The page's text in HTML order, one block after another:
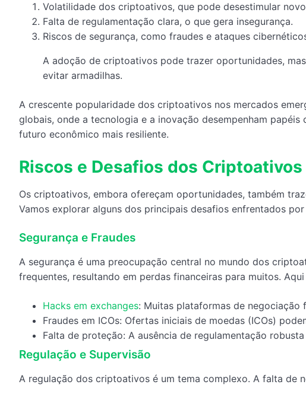
Volatilidade dos criptoativos, que pode desestimular
Falta de regulamentação clara, o que gera insegurança.
Riscos de segurança, como fraudes e ataques
A adoção de criptoativos pode trazer oportunidades,
evitar armadilhas.
A crescente popularidade dos criptoativos nos mercados
globais, onde a tecnologia e a inovação desempenham
futuro econômico mais resiliente.
Riscos e Desafios dos Criptoativos
Os criptoativos, embora ofereçam oportunidades, também
Vamos explorar alguns dos principais desafios enfrentados
Segurança e Fraudes
A segurança é uma preocupação central no mundo dos
frequentes, resultando em perdas financeiras para muitos.
Hacks em exchanges: Muitas plataformas de negociação
Fraudes em ICOs: Ofertas iniciais de moedas (ICOs)
Falta de proteção: A ausência de regulamentação
Regulação e Supervisão
A regulação dos criptoativos é um tema complexo. A falta de